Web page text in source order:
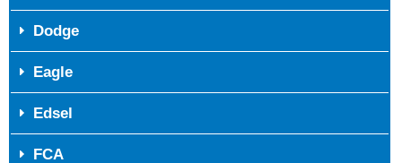
Dodge
Eagle
Edsel
FCA